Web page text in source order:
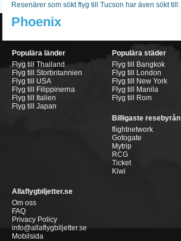
Resenärer som sökt flyg till Tucson har även sökt till:
Phoenix
Populära länder
Flyg till Thailand
Flyg till Storbritannien
Flyg till USA
Flyg till Filippinerna
Flyg till Italien
Flyg till Japan
Populära städer
Flyg till Bangkok
Flyg till London
Flyg till New York
Flyg till Manila
Flyg till Rom
Billigaste resebyrån
flightnetwork
Gotogate
Mytrip
RCG
Ticket
Kiwi
Allaflygbiljetter.se
Om oss
FAQ
Privacy Policy
info@allaflygbiljetter.se
Mobilsida